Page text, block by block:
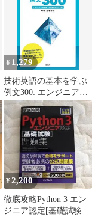
¥ 1,279
技術英語の基本を学ぶ
例文300: エンジニア・
研究者・技術翻訳者の
ための
¥2,200
徹底攻略Python 3 エン
ジニア認定[基礎試験]